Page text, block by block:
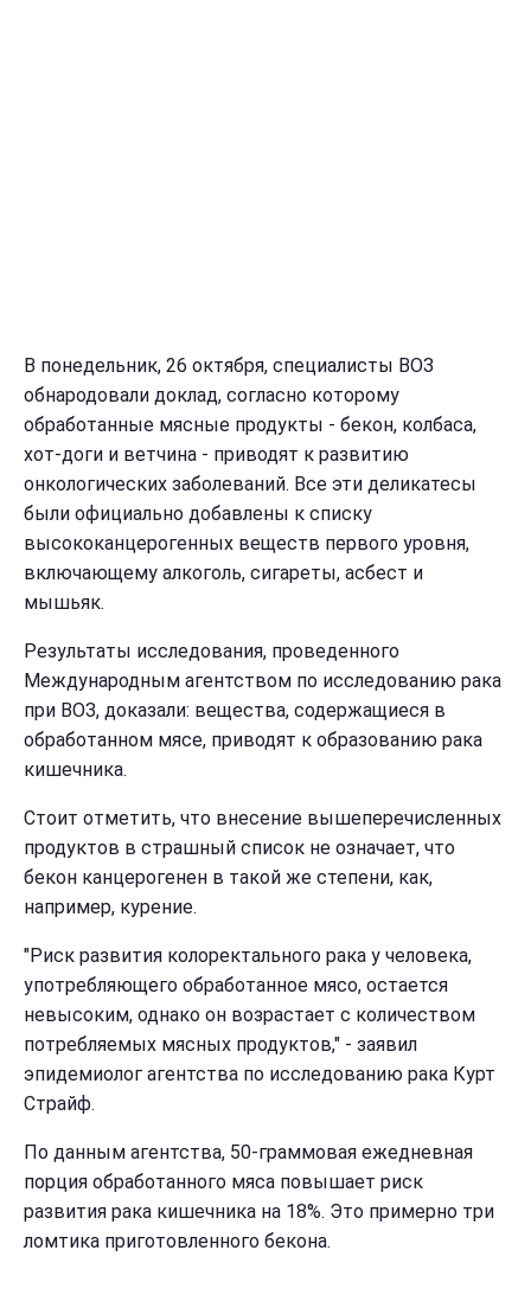
В понедельник, 26 октября, специалисты ВОЗ
обнародовали доклад, согласно которому
обработанные мясные продукты - бекон, колбаса,
хот-доги и ветчина - приводят к развитию
онкологических заболеваний. Все эти деликатесы
были официально добавлены к списку
высококанцерогенных веществ первого уровня,
включающему алкоголь, сигареты, асбест и
мышьяк.
Результаты исследования, проведенного
Международным агентством по исследованию рака
при ВОЗ, доказали: вещества, содержащиеся в
обработанном мясе, приводят к образованию рака
кишечника.
Стоит отметить, что внесение вышеперечисленных
продуктов в страшный список не означает, что
бекон канцерогенен в такой же степени, как,
например, курение.
"Риск развития колоректального рака у человека,
употребляющего обработанное мясо, остается
невысоким, однако он возрастает с количеством
потребляемых мясных продуктов," - заявил
эпидемиолог агентства по исследованию рака Курт
Страйф.
По данным агентства, 50-граммовая ежедневная
порция обработанного мяса повышает риск
развития рака кишечника на 18%. Это примерно три
ломтика приготовленного бекона.